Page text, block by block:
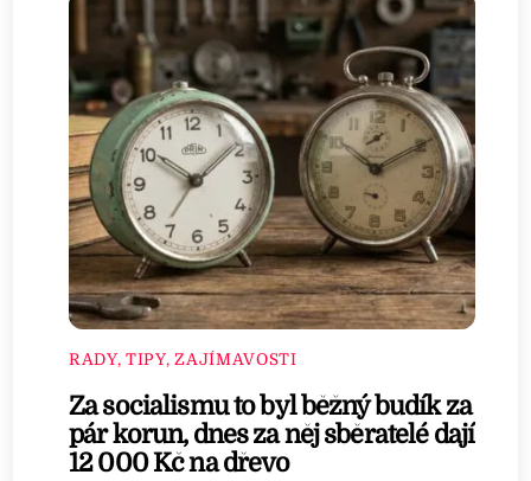
RADY, TIPY, ZAJÍMAVOSTI
Za socialismu to byl běžný budík za
pár korun, dnes za něj sběratelé dají
12 000 Kč na dřevo